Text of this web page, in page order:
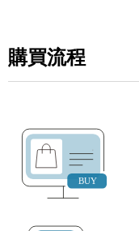
購買流程